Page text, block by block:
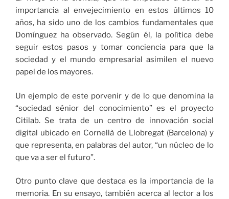
importancia al envejecimiento en estos últimos 10
años, ha sido uno de los cambios fundamentales que
Domínguez ha observado. Según él, la política debe
seguir estos pasos y tomar conciencia para que la
sociedad y el mundo empresarial asimilen el nuevo
papel de los mayores.
Un ejemplo de este porvenir y de lo que denomina la
“sociedad sénior del conocimiento” es el proyecto
Citilab. Se trata de un centro de innovación social
digital ubicado en Cornellà de Llobregat (Barcelona) y
que representa, en palabras del autor, “un núcleo de lo
que va a ser el futuro”.
Otro punto clave que destaca es la importancia de la
memoria. En su ensayo, también acerca al lector a los